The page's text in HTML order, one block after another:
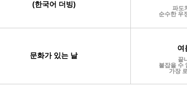
(한국어 더빙)
파도
순수한 우
문화가 있는 날
여
끝
붙잡을 수
가장